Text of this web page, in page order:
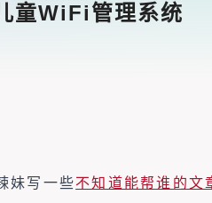
童WiFi管理系统
妹写一些不知道能帮谁的文